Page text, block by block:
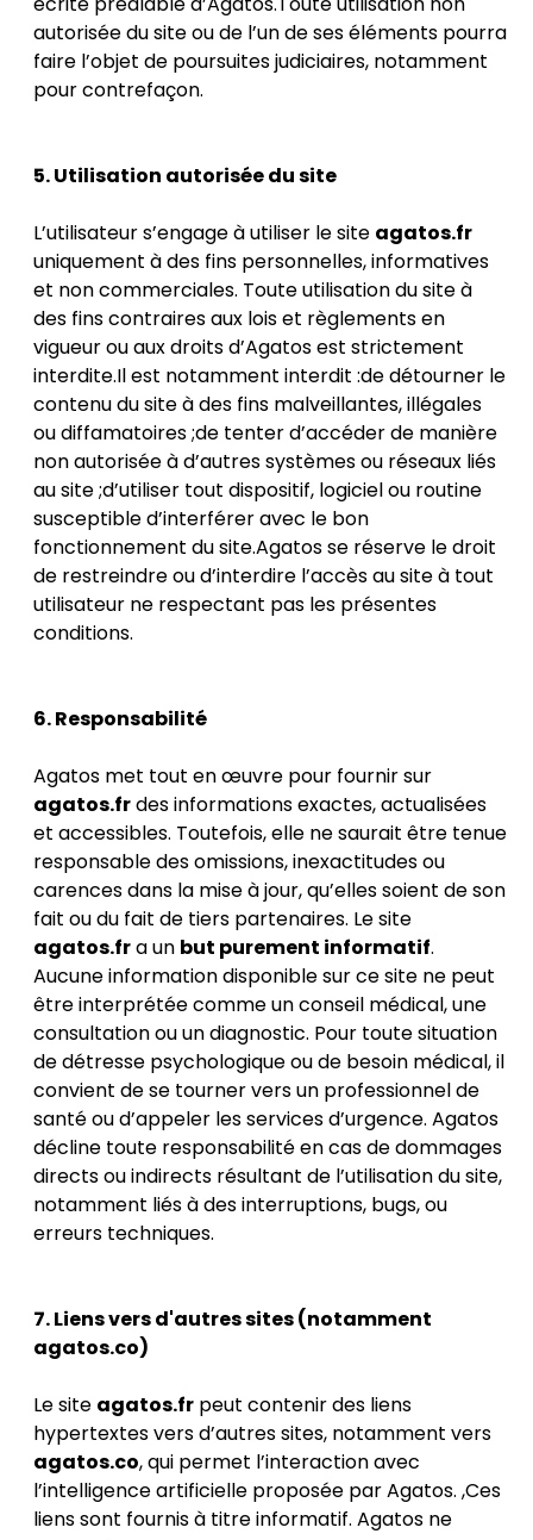
autorisée du site ou de l’un de ses éléments pourra
faire l’objet de poursuites judiciaires, notamment
pour contrefaçon.
5. Utilisation autorisée du site
L’utilisateur s’engage à utiliser le site agatos.fr
uniquement à des fins personnelles, informatives
et non commerciales. Toute utilisation du site à
des fins contraires aux lois et règlements en
vigueur ou aux droits d’Agatos est strictement
interdite.Il est notamment interdit :de détourner le
contenu du site à des fins malveillantes, illégales
ou diffamatoires ;de tenter d’accéder de manière
non autorisée à d’autres systèmes ou réseaux liés
au site ;d’utiliser tout dispositif, logiciel ou routine
susceptible d’interférer avec le bon
fonctionnement du site.Agatos se réserve le droit
de restreindre ou d’interdire l’accès au site à tout
utilisateur ne respectant pas les présentes
conditions.
6. Responsabilité
Agatos met tout en œuvre pour fournir sur
agatos.frdes informations exactes, actualisées
et accessibles. Toutefois, elle ne saurait être tenue
responsable des omissions, inexactitudes ou
carences dans la mise à jour, qu’elles soient de son
fait ou du fait de tiers partenaires. Le site
agatos.fra un but purement informatif.
Aucune information disponible sur ce site ne peut
être interprétée comme un conseil médical, une
consultation ou un diagnostic. Pour toute situation
de détresse psychologique ou de besoin médical, il
convient de se tourner vers un professionnel de
santé ou d’appeler les services d’urgence. Agatos
décline toute responsabilité en cas de dommages
directs ou indirects résultant de l’utilisation du site,
notamment liés à des interruptions, bugs, ou
erreurs techniques.
7. Liens vers d'autres sites (notamment
agatos.co)
Le site agatos.fr peut contenir des liens
hypertextes vers d’autres sites, notamment vers
agatos.co, qui permet l’interaction avec
l’intelligence artificielle proposée par Agatos. ,Ces
liens sont fournis à titre informatif. Agatos ne